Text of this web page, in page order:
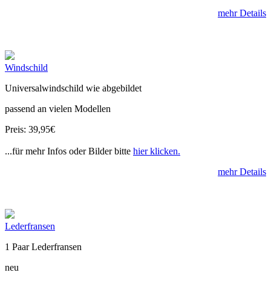
mehr Details
Windschild
Universalwindschild wie abgebildet
passend an vielen Modellen
Preis: 39,95€
...für mehr Infos oder Bilder bitte hier klicken.
mehr Details
Lederfransen
1 Paar Lederfransen
neu